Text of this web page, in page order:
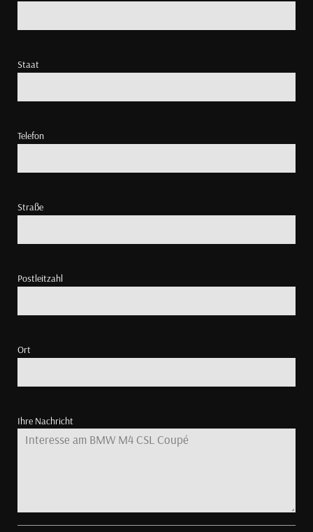
Staat
Telefon
Straße
Postleitzahl
Ort
Ihre Nachricht